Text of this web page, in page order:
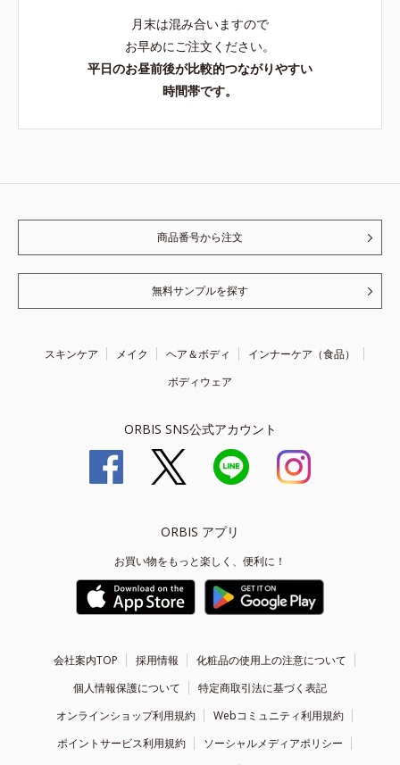
月末は混み合いますので
お早めにご注文ください。
平日のお昼前後が比較的つながりやすい
時間帯です。
商品番号から注文
無料サンプルを探す
スキンケア メイク ヘア＆ボディ
インナーケア（食品）
ボディウェア
ORBIS SNS公式アカウント
ORBIS アプリ
お買い物をもっと楽しく、便利に！
会社案内TOP 採用情報
化粧品の使用上の注意について
個人情報保護について
特定商取引法に基づく表記
オンラインショップ利用規約
Webコミュニティ利用規約
ポイントサービス利用規約
ソーシャルメディアポリシー